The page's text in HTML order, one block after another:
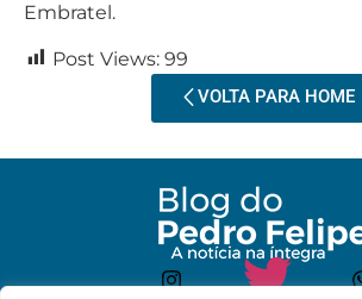
Embratel.
Post Views: 99
VOLTA PARA HOME